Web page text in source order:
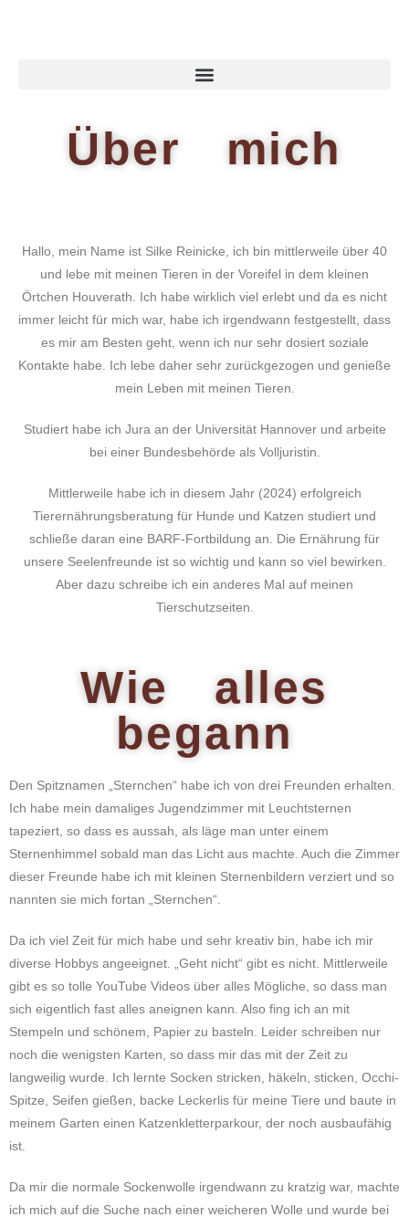
Über mich
Hallo, mein Name ist Silke Reinicke, ich bin mittlerweile über 40
und lebe mit meinen Tieren in der Voreifel in dem kleinen
Örtchen Houverath. Ich habe wirklich viel erlebt und da es nicht
immer leicht für mich war, habe ich irgendwann festgestellt, dass
es mir am Besten geht, wenn ich nur sehr dosiert soziale
Kontakte habe. Ich lebe daher sehr zurückgezogen und genieße
mein Leben mit meinen Tieren.
Studiert habe ich Jura an der Universität Hannover und arbeite
bei einer Bundesbehörde als Volljuristin.
Mittlerweile habe ich in diesem Jahr (2024) erfolgreich
Tierernährungsberatung für Hunde und Katzen studiert und
schließe daran eine BARF-Fortbildung an. Die Ernährung für
unsere Seelenfreunde ist so wichtig und kann so viel bewirken.
Aber dazu schreibe ich ein anderes Mal auf meinen
Tierschutzseiten.
Wie alles
begann
Den Spitznamen „Sternchen“ habe ich von drei Freunden erhalten.
Ich habe mein damaliges Jugendzimmer mit Leuchtsternen
tapeziert, so dass es aussah, als läge man unter einem
Sternenhimmel sobald man das Licht aus machte. Auch die Zimmer
dieser Freunde habe ich mit kleinen Sternenbildern verziert und so
nannten sie mich fortan „Sternchen“.
Da ich viel Zeit für mich habe und sehr kreativ bin, habe ich mir
diverse Hobbys angeeignet. „Geht nicht“ gibt es nicht. Mittlerweile
gibt es so tolle YouTube Videos über alles Mögliche, so dass man
sich eigentlich fast alles aneignen kann. Also fing ich an mit
Stempeln und schönem, Papier zu basteln. Leider schreiben nur
noch die wenigsten Karten, so dass mir das mit der Zeit zu
langweilig wurde. Ich lernte Socken stricken, häkeln, sticken, Occhi-
Spitze, Seifen gießen, backe Leckerlis für meine Tiere und baute in
meinem Garten einen Katzenkletterparkour, der noch ausbaufähig
ist.
Da mir die normale Sockenwolle irgendwann zu kratzig war, machte
ich mich auf die Suche nach einer weicheren Wolle und wurde bei